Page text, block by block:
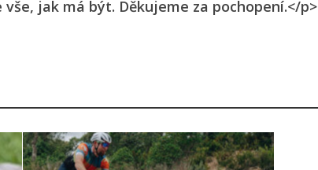
jak má být. Děkujeme za pochopení.</p>